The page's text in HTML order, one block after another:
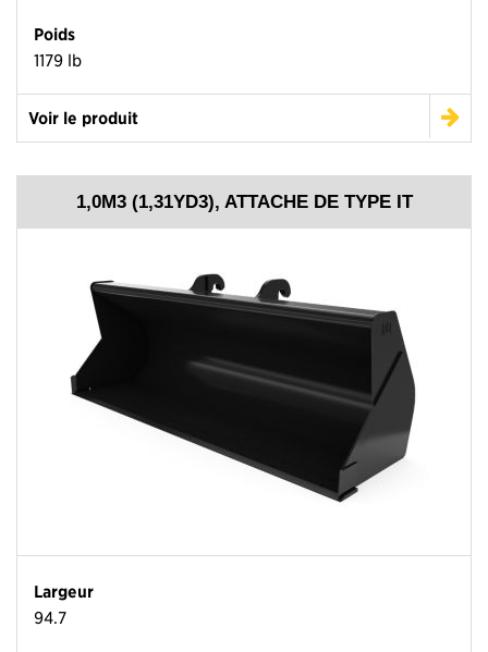
Poids
1179 lb
Voir le produit
1,0M3 (1,31YD3), ATTACHE DE TYPE IT
Largeur
94.7